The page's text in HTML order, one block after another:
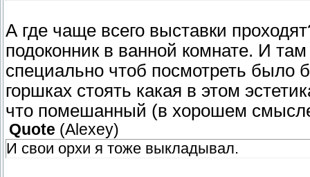
А где чаще всего выставки
подоконник в ванной комнате. И
специально чтоб посмотреть было
горшках стоять какая в этом
что помешанный (в хорошем
Quote (Alexey)
И свои орхи я тоже выкладывал.